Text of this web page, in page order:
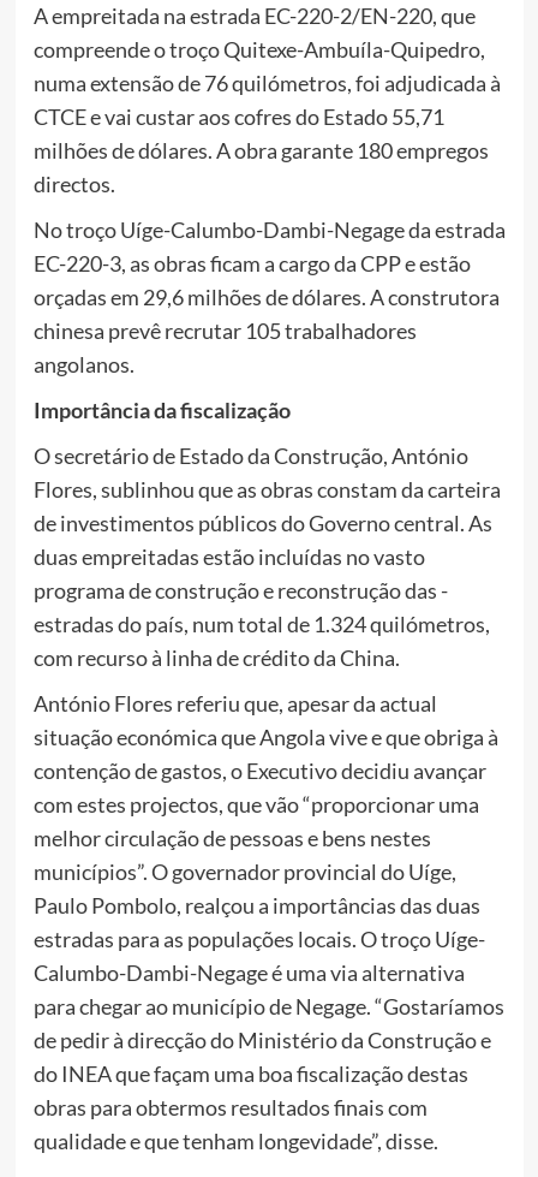
A empreitada na estrada EC-220-2/EN-220, que
compreende o troço Quitexe-Ambuíla-Quipedro,
numa extensão de 76 quilómetros, foi adjudicada à
CTCE e vai custar aos cofres do Estado 55,71
milhões de dólares. A obra garante 180 empregos
directos.
No troço Uíge-Calumbo-Dambi-Negage da estrada
EC-220-3, as obras ficam a cargo da CPP e estão
orçadas em 29,6 milhões de dólares. A construtora
chinesa prevê recrutar 105 trabalhadores
angolanos.
Importância da fiscalização
O secretário de Estado da Construção, António
Flores, sublinhou que as obras constam da carteira
de investimentos públicos do Governo central. As
duas empreitadas estão incluídas no vasto
programa de construção e reconstrução das ­
estradas do país, num total de 1.324 quilómetros,
com recurso à linha de crédito da China.
António Flores referiu que, apesar da actual
situação económica que Angola vive e que obriga à
contenção de gastos, o Executivo decidiu avançar
com estes projectos, que vão “proporcionar uma
melhor circulação de pessoas e bens nestes
municípios”. O governador provincial do Uíge,
Paulo Pombolo, realçou a importâncias das duas
estradas para as populações locais. O troço Uíge-
Calumbo-Dambi-Negage é uma via alternativa
para chegar ao município de Negage. “Gostaríamos
de pedir à direcção do Ministério da Construção e
do INEA que façam uma boa fiscalização destas
obras para obtermos resultados finais com
qualidade e que tenham longevidade”, disse.